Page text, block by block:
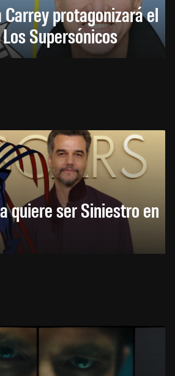
Carrey protagonizará el
Supersónicos
quiere ser Siniestro en